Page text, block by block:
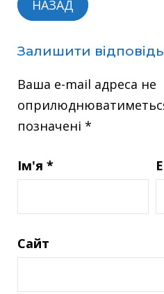
НАЗАД
Залишити відповідь
Ваша e-mail адреса не
позначені *
Ім'я *
Сайт